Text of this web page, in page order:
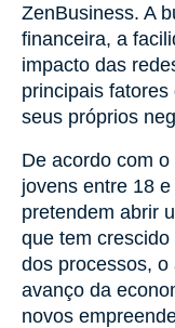
ZenBusiness. A
financeira, a
impacto das
principais
seus próprios
De acordo com
jovens entre 18
pretendem abrir
que tem
dos processos,
avanço da
novos